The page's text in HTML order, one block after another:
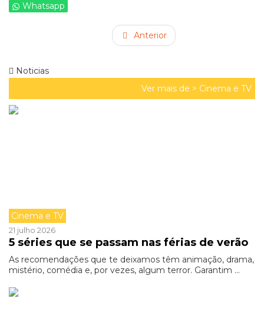
Whatsapp
Anterior
Noticias
Ver mais de > Cinema e TV
Cinema e TV
21 julho 2026
5 séries que se passam nas férias de verão
As recomendações que te deixamos têm animação, drama,
mistério, comédia e, por vezes, algum terror. Garantim ...